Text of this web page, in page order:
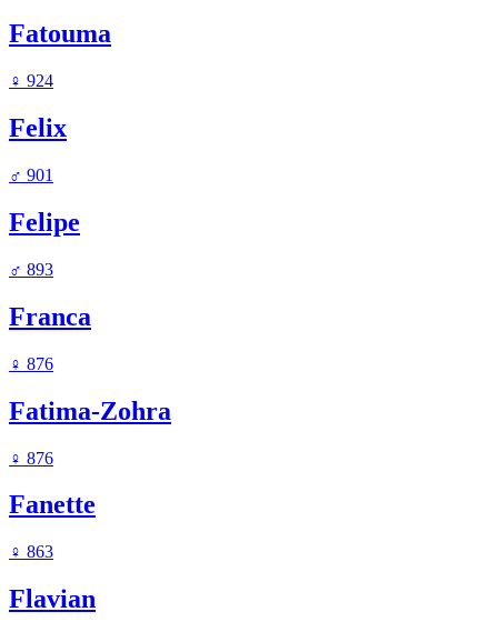
Fatouma
♀ 924
Felix
♂ 901
Felipe
♂ 893
Franca
♀ 876
Fatima-Zohra
♀ 876
Fanette
♀ 863
Flavian